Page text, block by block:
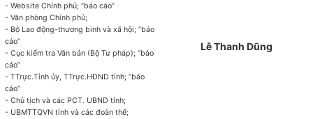
- Website Chính phủ; “báo cáo”
- Văn phòng Chính phủ;
- Bộ Lao động-thương binh và xã hội; “báo
cáo”
- Cục kiểm tra Văn bản (Bộ Tư pháp); “báo
cáo”
- TTrực.Tỉnh ủy, TTrực.HĐND tỉnh; “báo
cáo”
- Chủ tịch và các PCT. UBND tỉnh;
- UBMTTQVN tỉnh và các đoàn thể;
Lê Thanh Dũng